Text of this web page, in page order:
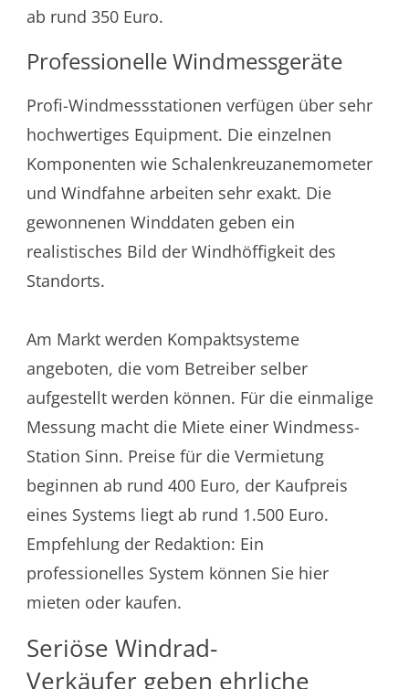
ab rund 350 Euro.
Professionelle Windmessgeräte
Profi-Windmessstationen verfügen über sehr
hochwertiges Equipment. Die einzelnen
Komponenten wie Schalenkreuzanemometer
und Windfahne arbeiten sehr exakt. Die
gewonnenen Winddaten geben ein
realistisches Bild der Windhöffigkeit des
Standorts.
Am Markt werden Kompaktsysteme
angeboten, die vom Betreiber selber
aufgestellt werden können. Für die einmalige
Messung macht die Miete einer Windmess-
Station Sinn. Preise für die Vermietung
beginnen ab rund 400 Euro, der Kaufpreis
eines Systems liegt ab rund 1.500 Euro.
Empfehlung der Redaktion: Ein
professionelles System können Sie hier
mieten oder kaufen.
Seriöse Windrad-
Verkäufer geben ehrliche